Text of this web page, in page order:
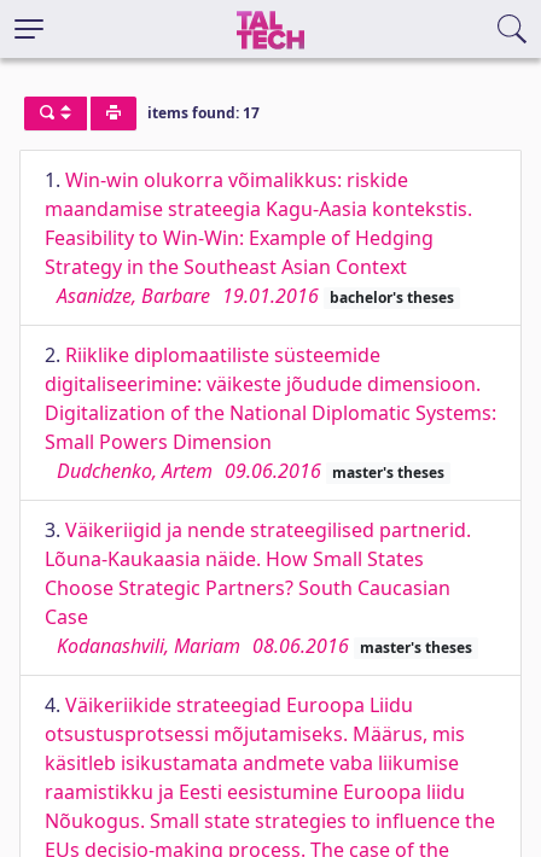
items found: 17
1. Win-win olukorra võimalikkus: riskide
maandamise strateegia Kagu-Aasia kontekstis.
Feasibility to Win-Win: Example of Hedging
Strategy in the Southeast Asian Context
Asanidze, Barbare 19.01.2016 bachelor's theses
2. Riiklike diplomaatiliste süsteemide
digitaliseerimine: väikeste jõudude dimensioon.
Digitalization of the National Diplomatic Systems:
Small Powers Dimension
Dudchenko, Artem 09.06.2016 master's theses
3. Väikeriigid ja nende strateegilised partnerid.
Lõuna-Kaukaasia näide. How Small States
Choose Strategic Partners? South Caucasian
Case
Kodanashvili, Mariam 08.06.2016 master's theses
4. Väikeriikide strateegiad Euroopa Liidu
otsustusprotsessi mõjutamiseks. Määrus, mis
käsitleb isikustamata andmete vaba liikumise
raamistikku ja Eesti eesistumine Euroopa liidu
Nõukogus. Small state strategies to influence the
EUs decisio-making process. The case of the